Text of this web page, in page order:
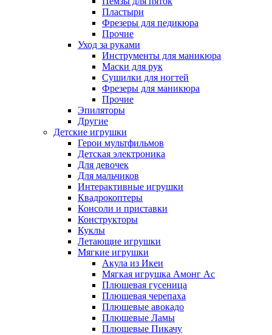
Пластыри
Фрезеры для педикюра
Прочие
Уход за руками
Инструменты для маникюра
Маски для рук
Сушилки для ногтей
Фрезеры для маникюра
Прочие
Эпиляторы
Другие
Детские игрушки
Герои мультфильмов
Детская электроника
Для девочек
Для мальчиков
Интерактивные игрушки
Квадрокоптеры
Консоли и приставки
Конструкторы
Куклы
Летающие игрушки
Мягкие игрушки
Акула из Икеи
Мягкая игрушка Амонг Ас
Плюшевая гусеница
Плюшевая черепаха
Плюшевые авокадо
Плюшевые Ламы
Плюшевые Пикачу